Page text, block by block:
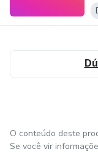
O conteúdo deste
Se você vir